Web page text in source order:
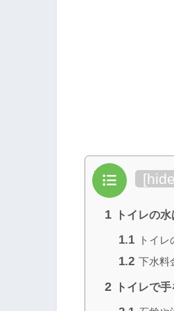
目次 [hide
1 トイレの
1.1 トイ
1.2 下水料
2 トイレで